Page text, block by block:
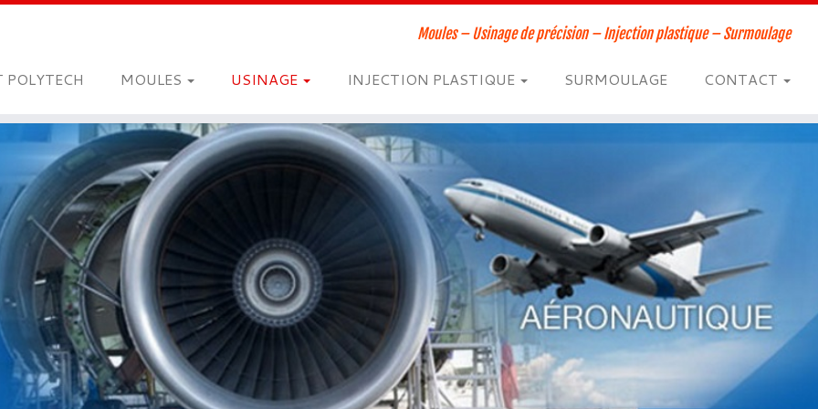
Moules – Usinage de précision – Injection plastique – Surmoulage
POLYTECH MOULES USINAGE INJECTION PLASTIQUE SURMOULAGE CONTACT